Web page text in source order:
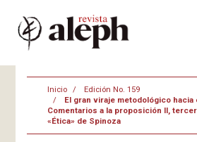
Inicio
Edición No. 159
El gran viraje metodológico
Comentarios a la proposición II,
«Ética» de Spinoza